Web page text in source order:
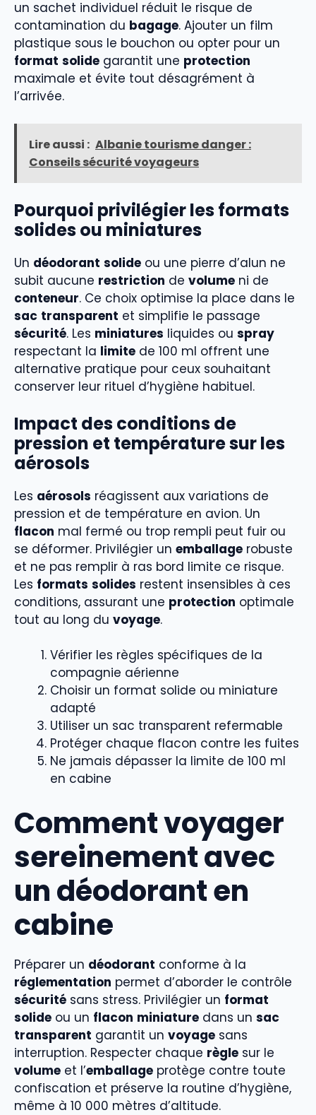
un sachet individuel réduit le risque de
contamination du bagage. Ajouter un film
plastique sous le bouchon ou opter pour un
format solide garantit une protection
maximale et évite tout désagrément à
l’arrivée.
Lire aussi : Albanie tourisme danger :
Conseils sécurité voyageurs
Pourquoi privilégier les formats
solides ou miniatures
Un déodorant solide ou une pierre d’alun ne
subit aucune restriction de volume ni de
conteneur. Ce choix optimise la place dans le
sac transparent et simplifie le passage
sécurité. Les miniatures liquides ou spray
respectant la limite de 100 ml offrent une
alternative pratique pour ceux souhaitant
conserver leur rituel d’hygiène habituel.
Impact des conditions de
pression et température sur les
aérosols
Les aérosols réagissent aux variations de
pression et de température en avion. Un
flacon mal fermé ou trop rempli peut fuir ou
se déformer. Privilégier un emballage robuste
et ne pas remplir à ras bord limite ce risque.
Les formats solides restent insensibles à ces
conditions, assurant une protection optimale
tout au long du voyage.
Vérifier les règles spécifiques de la
compagnie aérienne
Choisir un format solide ou miniature
adapté
Utiliser un sac transparent refermable
Protéger chaque flacon contre les fuites
Ne jamais dépasser la limite de 100 ml
en cabine
Comment voyager
sereinement avec
un déodorant en
cabine
Préparer un déodorant conforme à la
réglementation permet d’aborder le contrôle
sécurité sans stress. Privilégier un format
solide ou un flacon miniature dans un sac
transparent garantit un voyage sans
interruption. Respecter chaque règle sur le
volume et l’emballage protège contre toute
confiscation et préserve la routine d’hygiène,
même à 10 000 mètres d’altitude.